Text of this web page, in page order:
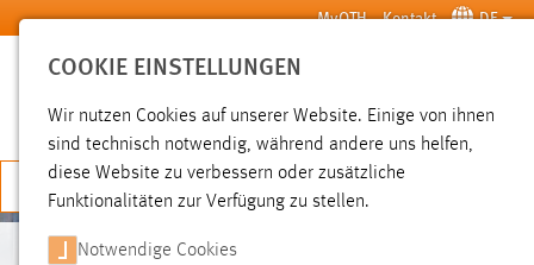
Zum Hauptinhalt springen MyOTH Kontakt DE
SUCHE
JETZT BEWERBEN
COOKIE EINSTELLUNGEN
Wir nutzen Cookies auf unserer Website. Einige von ihnen
sind technisch notwendig, während andere uns helfen,
diese Website zu verbessern oder zusätzliche
Funktionalitäten zur Verfügung zu stellen.
Notwendige Cookies